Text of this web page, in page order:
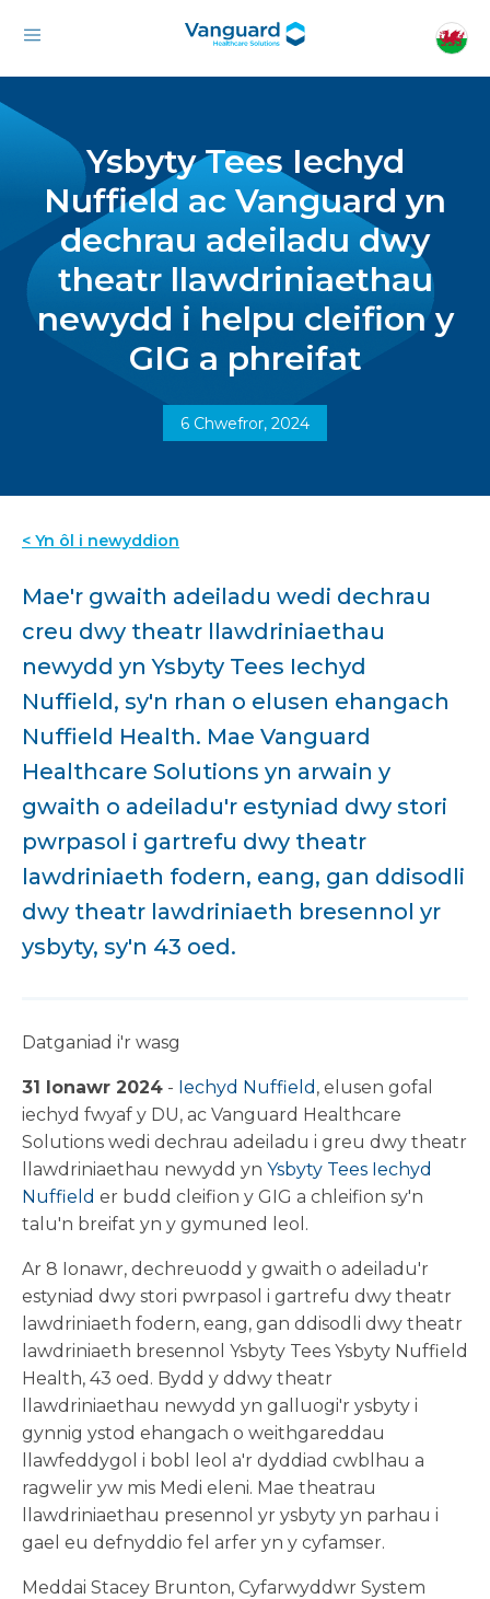
Ysbyty Tees Iechyd
Nuffield ac Vanguard yn
dechrau adeiladu dwy
theatr llawdriniaethau
newydd i helpu cleifion y
GIG a phreifat
6 Chwefror, 2024
< Yn ôl i newyddion
Mae'r gwaith adeiladu wedi dechrau
creu dwy theatr llawdriniaethau
newydd yn Ysbyty Tees Iechyd
Nuffield, sy'n rhan o elusen ehangach
Nuffield Health. Mae Vanguard
Healthcare Solutions yn arwain y
gwaith o adeiladu'r estyniad dwy stori
pwrpasol i gartrefu dwy theatr
lawdriniaeth fodern, eang, gan ddisodli
dwy theatr lawdriniaeth bresennol yr
ysbyty, sy'n 43 oed.
Datganiad i'r wasg
31 Ionawr 2024 - Iechyd Nuffield , elusen gofal
iechyd fwyaf y DU, ac Vanguard Healthcare
Solutions wedi dechrau adeiladu i greu dwy theatr
llawdriniaethau newydd yn Ysbyty Tees Iechyd
Nuffield er budd cleifion y GIG a chleifion sy'n
talu'n breifat yn y gymuned leol.
Ar 8 Ionawr, dechreuodd y gwaith o adeiladu'r
estyniad dwy stori pwrpasol i gartrefu dwy theatr
lawdriniaeth fodern, eang, gan ddisodli dwy theatr
lawdriniaeth bresennol Ysbyty Tees Ysbyty Nuffield
Health, 43 oed. Bydd y ddwy theatr
llawdriniaethau newydd yn galluogi'r ysbyty i
gynnig ystod ehangach o weithgareddau
llawfeddygol i bobl leol a'r dyddiad cwblhau a
ragwelir yw mis Medi eleni. Mae theatrau
llawdriniaethau presennol yr ysbyty yn parhau i
gael eu defnyddio fel arfer yn y cyfamser.
Meddai Stacey Brunton, Cyfarwyddwr System